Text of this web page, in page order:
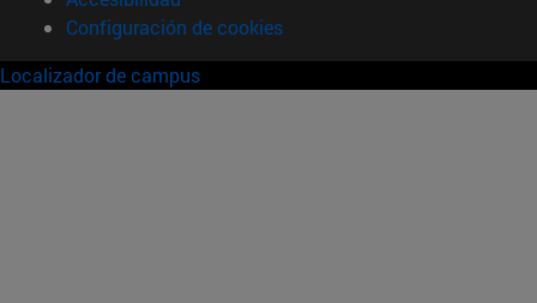
Configuración de cookies
Localizador de campus